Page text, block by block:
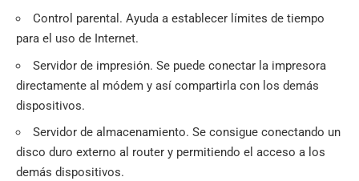
Control parental. Ayuda a establecer límites de tiempo
para el uso de Internet.
Servidor de impresión. Se puede conectar la impresora
directamente al módem y así compartirla con los demás
dispositivos.
Servidor de almacenamiento. Se consigue conectando un
disco duro externo al router y permitiendo el acceso a los
demás dispositivos.